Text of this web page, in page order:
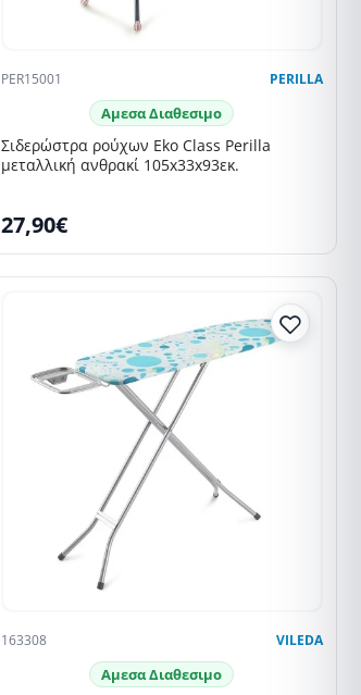
PER15001 PERILLA
Αμεσα Διαθεσιμο
Σιδερώστρα ρούχων Eko Class Perilla
μεταλλική ανθρακί 105x33x93εκ.
27,90€
163308 VILEDA
Αμεσα Διαθεσιμο